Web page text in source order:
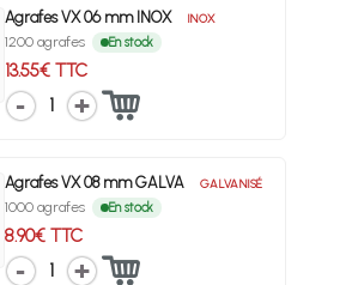
Agrafes VX 06 mm INOX INOX
1200 agrafes En stock
13.55€ TTC
1
Agrafes VX 08 mm GALVA GALVANISÉ
1000 agrafes En stock
8.90€ TTC
1